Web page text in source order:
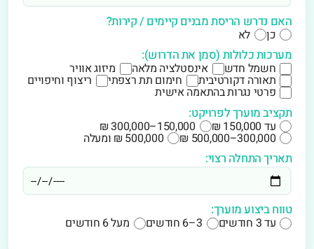
האם נדרש הריסת מבנים קיימים / קירות?
כן
לא
מערכות כלולות (סמן את הדרוש):
חשמל חדש אינסטלציה מלאה מיזוג אוויר
תאורה דקורטיבית חימום תת רצפתי ריצוף וחיפויים
פרטי נגרות בהתאמה אישית
תקציב מוערך לפרויקט:
עד 150,000 ₪ 150,000–300,000 ₪
300,000–500,000 ₪
500,000 ₪ ומעלה
תאריך התחלה רצוי:
טווח ביצוע מוערך:
עד 3 חודשים 3–6 חודשים מעל 6 חודשים